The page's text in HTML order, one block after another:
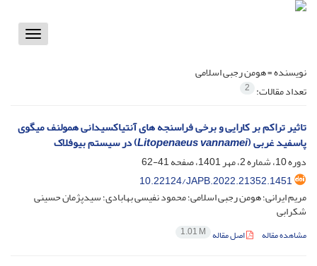
Toggle
نویسنده =هومن رجبی اسلامی
تعداد مقالات: 2
تاثیر تراکم بر کارایی و برخی فراسنجه‏ های آنتی‏اکسیدانی همولنف میگوی
پاسفید غربی (Litopenaeus vannamei) در سیستم بیوفلاک
دوره 10، شماره 2، مهر 1401، صفحه
41-62
10.22124/JAPB.2022.21352.1451
مریم ایرانی؛ هومن رجبی اسلامی؛ محمود نفیسی بهابادی؛ سیدپژمان حسینی
شکرابی
مشاهده مقاله اصل مقاله 1.01 M